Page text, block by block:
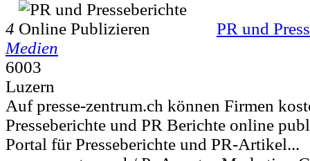
4
PR und
Medien
6003
Luzern
Auf presse-zentrum.ch können Firmen
Presseberichte und PR Berichte online
Portal für Presseberichte und PR-Artikel...